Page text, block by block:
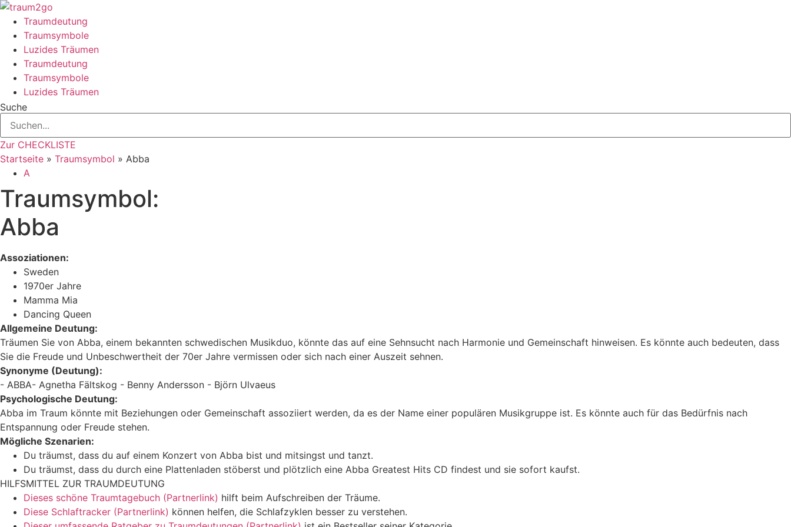
Zum
Inhalt
springen
Traumdeutung
Traumsymbole
Luzides Träumen
Traumdeutung
Traumsymbole
Luzides Träumen
Suche
Zur CHECKLISTE
Startseite » Traumsymbol » Abba
A
Traumsymbol:
Abba
Assoziationen:
Sweden
1970er Jahre
Mamma Mia
Dancing Queen
Allgemeine Deutung:
Träumen Sie von Abba, einem bekannten schwedischen Musikduo, könnte das auf eine Sehnsucht nach Harmonie und Gemeinschaft hinweisen. Es könnte auch bedeuten, dass
Sie die Freude und Unbeschwertheit der 70er Jahre vermissen oder sich nach einer Auszeit sehnen.
Synonyme (Deutung):
- ABBA- Agnetha Fältskog - Benny Andersson - Björn Ulvaeus
Psychologische Deutung:
Abba im Traum könnte mit Beziehungen oder Gemeinschaft assoziiert werden, da es der Name einer populären Musikgruppe ist. Es könnte auch für das Bedürfnis nach
Entspannung oder Freude stehen.
Mögliche Szenarien:
Du träumst, dass du auf einem Konzert von Abba bist und mitsingst und tanzt.
Du träumst, dass du durch eine Plattenladen stöberst und plötzlich eine Abba Greatest Hits CD findest und sie sofort kaufst.
HILFSMITTEL ZUR TRAUMDEUTUNG
Dieses schöne Traumtagebuch (Partnerlink) hilft beim Aufschreiben der Träume.
Diese Schlaftracker (Partnerlink) können helfen, die Schlafzyklen besser zu verstehen.